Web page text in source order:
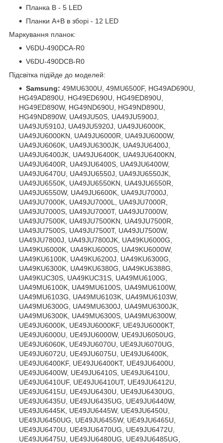
Планка B - 5 LED
Планки A+B в зборі - 12 LED
Маркування планок:
V6DU-490DCA-R0
V6DU-490DCB-R0
Підсвітка підійде до моделей:
Samsung: 49MU6300U, 49MU6500F, HG49AD690U,
HG49AD890U, HG49ED690U, HG49ED890U,
HG49ED890W, HG49ND690U, HG49ND890U,
HG49ND890W, UA49JU50S, UA49JU5900J,
UA49JU5910J, UA49JU5920J, UA49JU6000K,
UA49JU6000KN, UA49JU6000R, UA49JU6000W,
UA49JU6060K, UA49JU6300JK, UA49JU6400J,
UA49JU6400JK, UA49JU6400K, UA49JU6400KN,
UA49JU6400R, UA49JU6400S, UA49JU6400W,
UA49JU6470U, UA49JU6550J, UA49JU6550JK,
UA49JU6550K, UA49JU6550KN, UA49JU6550R,
UA49JU6550W, UA49JU6600K, UA49JU7000J,
UA49JU7000K, UA49JU7000L, UA49JU7000R,
UA49JU7000S, UA49JU7000T, UA49JU7000W,
UA49JU7500K, UA49JU7500KN, UA49JU7500R,
UA49JU7500S, UA49JU7500T, UA49JU7500W,
UA49JU7800J, UA49JU7800JK, UA49KU6000G,
UA49KU6000K, UA49KU6000S, UA49KU6000W,
UA49KU6100K, UA49KU6200J, UA49KU6300G,
UA49KU6300K, UA49KU6380G, UA49KU6388G,
UA49KUC30S, UA49KUC31S, UA49MU6100G,
UA49MU6100K, UA49MU6100S, UA49MU6100W,
UA49MU6103G, UA49MU6103K, UA49MU6103W,
UA49MU6300G, UA49MU6300J, UA49MU6300JK,
UA49MU6300K, UA49MU6300S, UA49MU6300W,
UE49JU6000K, UE49JU6000KF, UE49JU6000KT,
UE49JU6000U, UE49JU6000W, UE49JU6050UG,
UE49JU6060K, UE49JU6070U, UE49JU6070UG,
UE49JU6072U, UE49JU6075U, UE49JU6400K,
UE49JU6400KF, UE49JU6400KT, UE49JU6400U,
UE49JU6400W, UE49JU6410S, UE49JU6410U,
UE49JU6410UF, UE49JU6410UT, UE49JU6412U,
UE49JU6415U, UE49JU6430U, UE49JU6430UG,
UE49JU6435U, UE49JU6435UG, UE49JU6440W,
UE49JU6445K, UE49JU6445W, UE49JU6450U,
UE49JU6450UG, UE49JU6455W, UE49JU6465U,
UE49JU6470U, UE49JU6470UG, UE49JU6472U,
UE49JU6475U, UE49JU6480UG, UE49JU6485UG,